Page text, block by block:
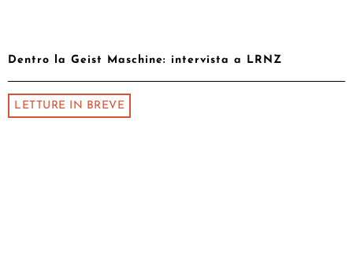
Dentro la Geist Maschine: intervista a LRNZ
LETTURE IN BREVE